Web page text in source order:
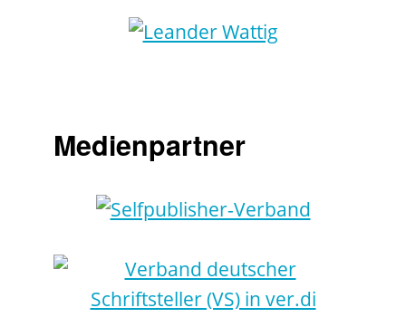
Medienpartner